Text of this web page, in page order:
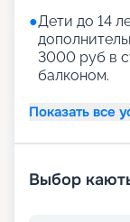
●Дети до 14
3000 руб в
балконом.
Показать все
Выбор